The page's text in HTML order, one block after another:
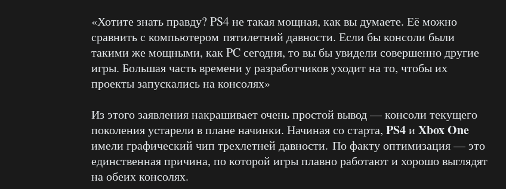
«Хотите знать правду? PS4 не такая мощная, как вы думаете. Её можно
сравнить с компьютером пятилетний давности. Если бы консоли были
такими же мощными, как PC сегодня, то вы бы увидели совершенно другие
игры. Большая часть времени у разработчиков уходит на то, чтобы их
проекты запускались на консолях»
Из этого заявления накрашивает очень простой вывод — консоли текущего
поколения устарели в плане начинки. Начиная со старта, PS4и Xbox One
имели графический чип трехлетней давности. По факту оптимизация — это
единственная причина, по которой игры плавно работают и хорошо выглядят
на обеих консолях.